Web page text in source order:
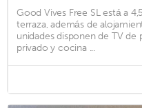
Good Vives Free SL está a
terraza, además de
unidades disponen de TV de
privado y cocina ...